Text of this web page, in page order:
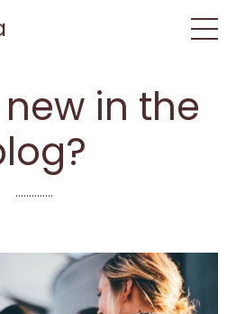
new in the
..............